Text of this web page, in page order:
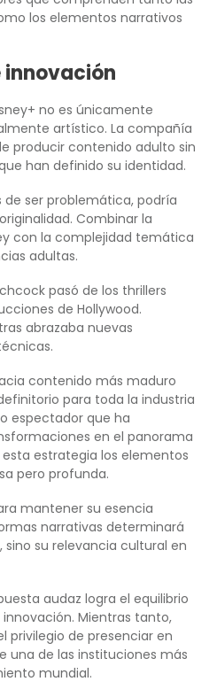
los elementos narrativos
innovación
no es únicamente
artístico. La compañía
producir contenido adulto sin
han definido su identidad.
de ser problemática, podría
Combinar la
con la complejidad temática
adultas.
pasó de los thrillers
de Hollywood.
abrazaba nuevas
contenido más maduro
para toda la industria
espectador que ha
en el panorama
estrategia los elementos
pero profunda.
mantener su esencia
narrativas determinará
su relevancia cultural en
audaz logra el equilibrio
Mientras tanto,
privilegio de presenciar en
una de las instituciones más
mundial.